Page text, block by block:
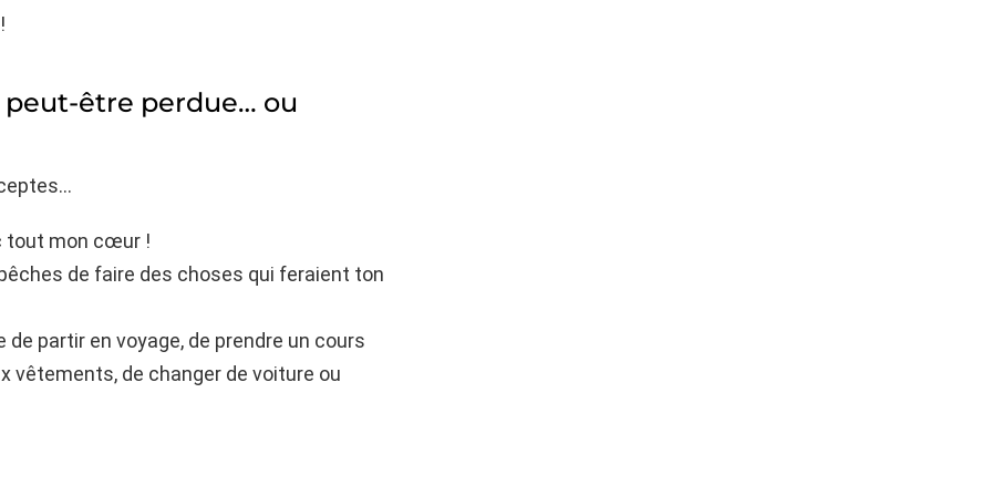
peut-être perdue… ou
tout mon cœur !
de faire des choses qui feraient ton
partir en voyage, de prendre un cours
vêtements, de changer de voiture ou